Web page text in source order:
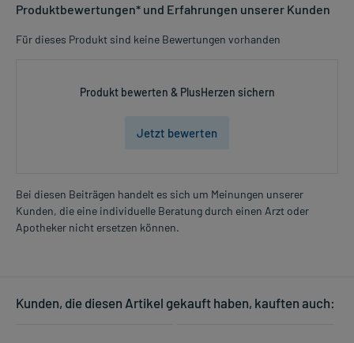
Produktbewertungen* und Erfahrungen unserer Kunden
Für dieses Produkt sind keine Bewertungen vorhanden
Produkt bewerten & PlusHerzen sichern
Jetzt bewerten
Bei diesen Beiträgen handelt es sich um Meinungen unserer
Kunden, die eine individuelle Beratung durch einen Arzt oder
Apotheker nicht ersetzen können.
Kunden, die diesen Artikel gekauft haben, kauften auch: